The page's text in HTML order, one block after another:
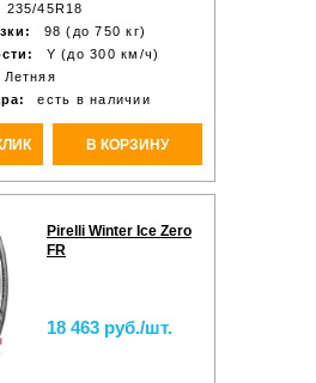
235/45R18
98 (до 750 кг)
Y (до 300 км/ч)
Летняя
есть в наличии
В КОРЗИНУ
Pirelli Winter Ice Zero
FR
18 463 руб./шт.